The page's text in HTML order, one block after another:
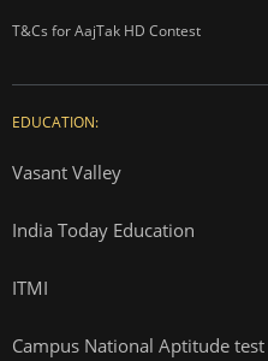
T&Cs for AajTak HD Contest
EDUCATION:
Vasant Valley
India Today Education
ITMI
Campus National Aptitude test